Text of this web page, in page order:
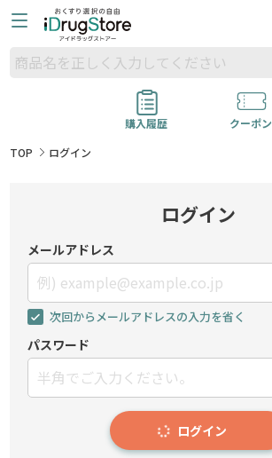
購入履歴
クーポン
TOP
ログイン
ログイン
メールアドレス
次回からメールアドレスの入力を省く
パスワード
ログイン